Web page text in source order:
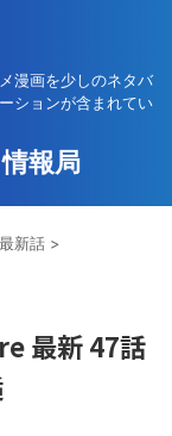
漫画を少しのネタバ
ションが含まれてい
報局
新話 >
最新 47話